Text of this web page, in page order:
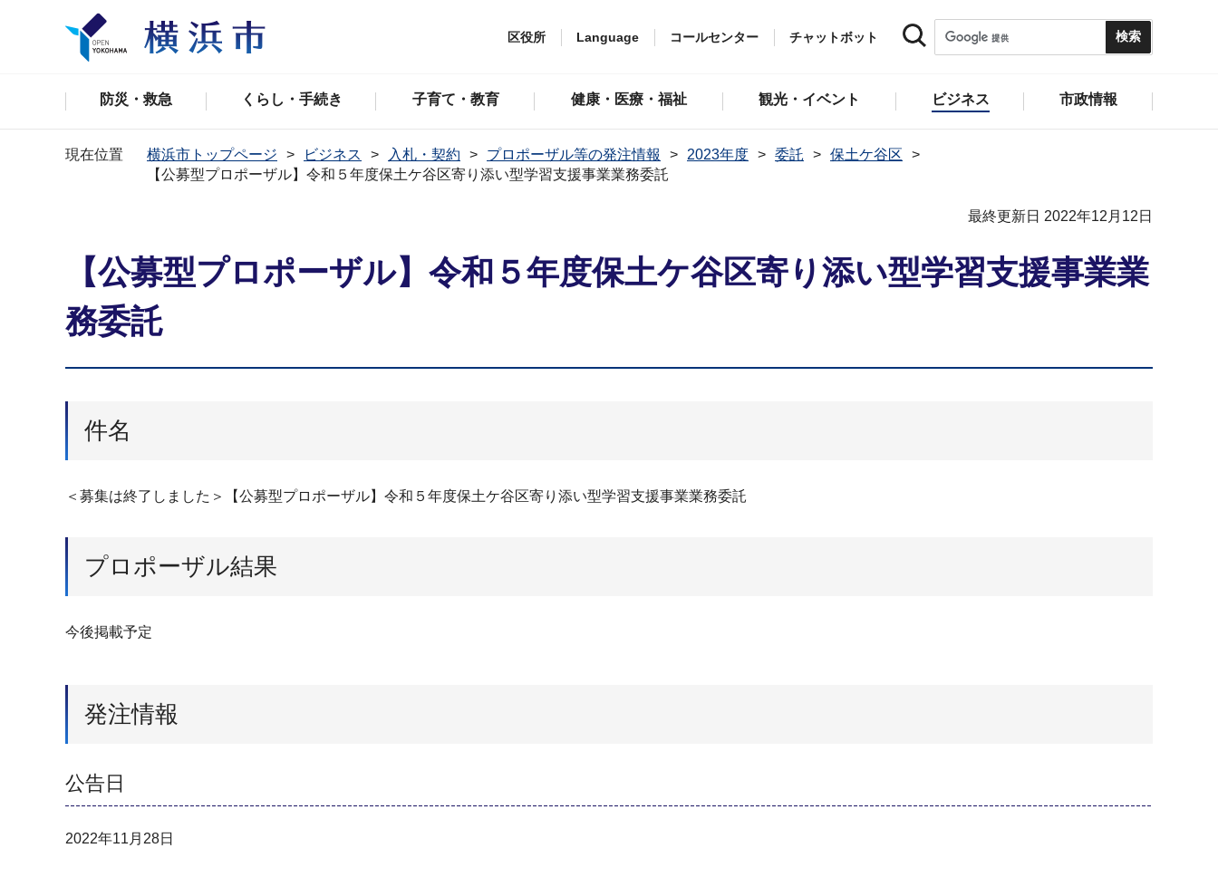
区役所 Language コールセンター チャットボット
防災・救急 くらし・手続き 子育て・教育 健康・医療・福祉 観光・イベント ビジネス 市政情報
現在位置 横浜市トップページ ビジネス 入札・契約 プロポーザル等の発注情報 2023年度 委託
保土ケ谷区
【公募型プロポーザル】令和５年度保土ケ谷区寄り添い型学習支援事業業務委託
最終更新日 2022年12月12日
【公募型プロポーザル】令和５年度保土ケ谷区寄り添い型学習支援事業業
務委託
件名
＜募集は終了しました＞【公募型プロポーザル】令和５年度保土ケ谷区寄り添い型学習支援事業業務委託
プロポーザル結果
今後掲載予定
発注情報
公告日
2022年11月28日